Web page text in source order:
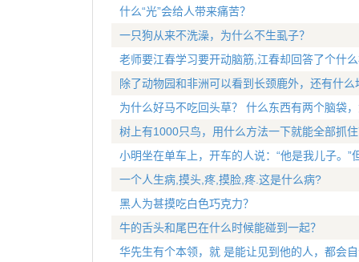
什么“光”会给人带来痛苦？
一只狗从来不洗澡，为什么不生虱子？
老师要江春学习要开动脑筋,江春却回答了个什
除了动物园和非洲可以看到长颈鹿外，还有什么
为什么好马不吃回头草？ 什么东西有两个脑袋
树上有1000只鸟，用什么方法一下就能全部抓
小明坐在单车上，开车的人说：“他是我儿子。”
一个人生病,摸头,疼,摸脸,疼.这是什么病?
黑人为甚摸吃白色巧克力？
牛的舌头和尾巴在什么时候能碰到一起？
华先生有个本领，就 是能让见到他的人，都会